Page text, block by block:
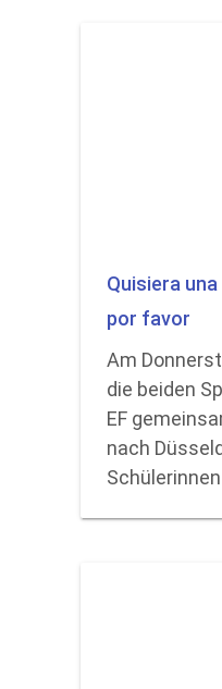
Quisiera
por favor
Am
die beiden
EF
nach